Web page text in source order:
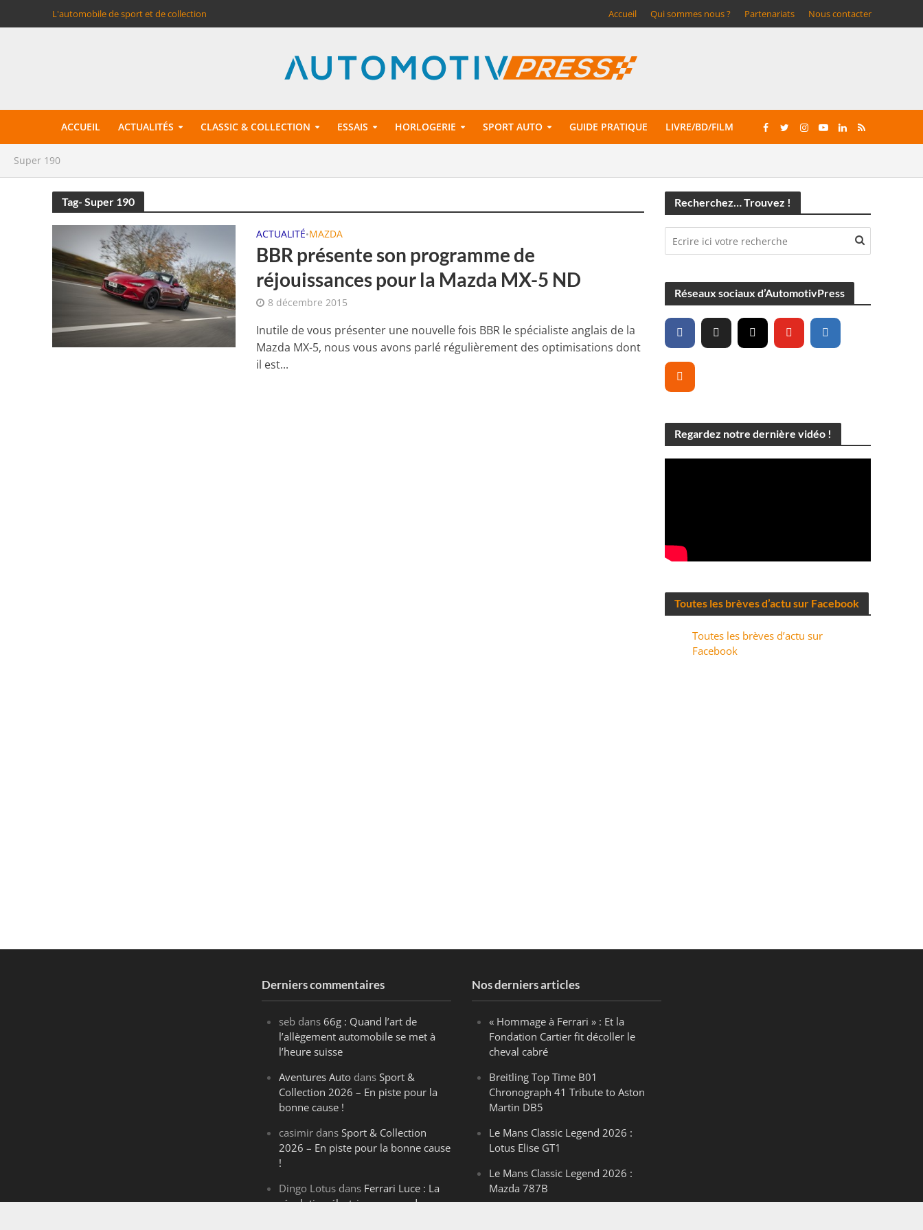
L'automobile de sport et de collection Accueil Qui sommes nous ? Partenariats Nous contacter
ACCUEIL ACTUALITÉS CLASSIC & COLLECTION ESSAIS HORLOGERIE SPORT AUTO GUIDE PRATIQUE LIVRE/BD/FILM
Super 190
Tag- Super 190
ACTUALITÉ•MAZDA
BBR présente son programme de
réjouissances pour la Mazda MX-5 ND
8 décembre 2015
Inutile de vous présenter une nouvelle fois BBR le spécialiste anglais de la
Mazda MX-5, nous vous avons parlé régulièrement des optimisations dont
il est...
Recherchez… Trouvez !
Réseaux sociaux d’AutomotivPress
Regardez notre dernière vidéo !
Toutes les brèves d’actu sur Facebook
Toutes les brèves d’actu sur
Facebook
Derniers commentaires
seb dans66g : Quand l’art de
l’allègement automobile se met à
l’heure suisse
Aventures Auto dansSport &
Collection 2026 – En piste pour la
bonne cause !
casimir dansSport & Collection
2026 – En piste pour la bonne cause
!
Dingo Lotus dans Ferrari Luce : La
révolution électrique venue de
Nos derniers articles
« Hommage à Ferrari » : Et la
Fondation Cartier fit décoller le
cheval cabré
Breitling Top Time B01
Chronograph 41 Tribute to Aston
Martin DB5
Le Mans Classic Legend 2026 :
Lotus Elise GT1
Le Mans Classic Legend 2026 :
Mazda 787B